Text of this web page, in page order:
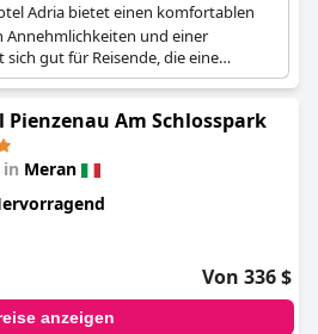
Adria bietet einen komfortablen
und einer
gut für Reisende, die eine
der Stadt suchen. Das Hotel
einer einladenden Atmosphäre.
Pienzenau Am Schlosspark
Meran
Von 336 $
anzeigen